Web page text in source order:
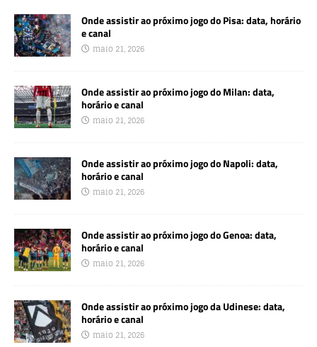
Onde assistir ao próximo jogo do Pisa: data, horário
e canal
maio 21, 2026
Onde assistir ao próximo jogo do Milan: data,
horário e canal
maio 21, 2026
Onde assistir ao próximo jogo do Napoli: data,
horário e canal
maio 21, 2026
Onde assistir ao próximo jogo do Genoa: data,
horário e canal
maio 21, 2026
Onde assistir ao próximo jogo da Udinese: data,
horário e canal
maio 21, 2026